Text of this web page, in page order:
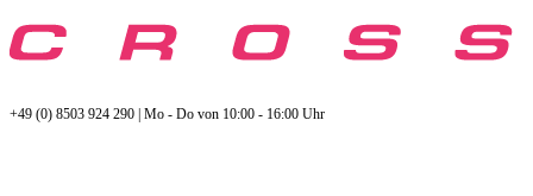
+49 (0) 8503 924 290 | Mo - Do von 10:00 - 16:00 Uhr